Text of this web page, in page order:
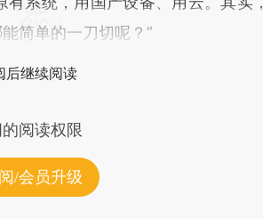
简单的一刀切呢？”
后继续阅读
阅读权限
/会员升级